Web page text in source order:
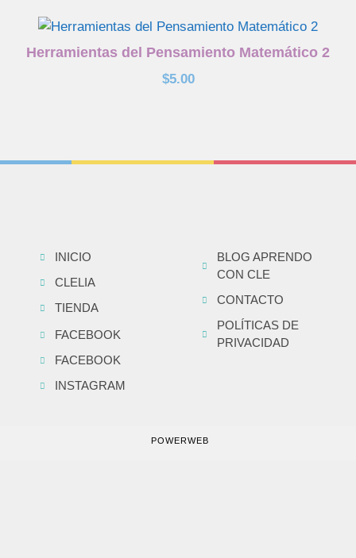
Herramientas del Pensamiento Matemático 2
$5.00
INICIO
CLELIA
TIENDA
BLOG APRENDO
CON CLE
CONTACTO
POLÍTICAS DE
PRIVACIDAD
FACEBOOK
FACEBOOK
INSTAGRAM
POWERWEB